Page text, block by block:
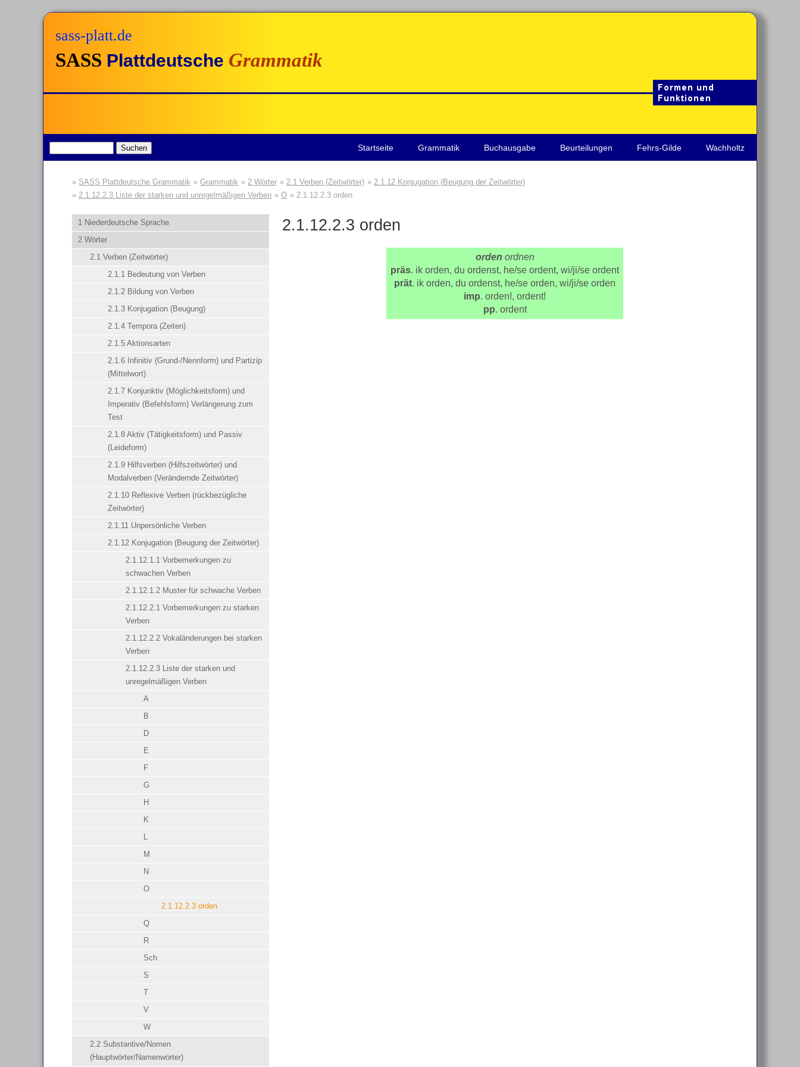
sass-platt.de
SASS Plattdeutsche Grammatik
Startseite Grammatik Buchausgabe Beurteilungen Fehrs-Gilde Wachholtz
SASS Plattdeutsche Grammatik Grammatik 2 Wörter 2.1 Verben (Zeitwörter)
2.1.12 Konjugation (Beugung der Zeitwörter)
2.1.12.2.3 Liste der starken und unregelmäßigen Verben
O 2.1.12.2.3 orden
1 Niederdeutsche Sprache
2 Wörter
2.1 Verben (Zeitwörter)
2.1.1 Bedeutung von Verben
2.1.2 Bildung von Verben
2.1.3 Konjugation (Beugung)
2.1.4 Tempora (Zeiten)
2.1.5 Aktionsarten
2.1.6 Infinitiv (Grund-/Nennform) und Partizip
(Mittelwort)
2.1.7 Konjunktiv (Möglichkeitsform) und
Imperativ (Befehlsform) Verlängerung zum
Test
2.1.8 Aktiv (Tätigkeitsform) und Passiv
(Leideform)
2.1.9 Hilfsverben (Hilfszeitwörter) und
Modalverben (Verändernde Zeitwörter)
2.1.10 Reflexive Verben (rückbezügliche
Zeitwörter)
2.1.11 Unpersönliche Verben
2.1.12 Konjugation (Beugung der Zeitwörter)
2.1.12.1.1 Vorbemerkungen zu
schwachen Verben
2.1.12.1.2 Muster für schwache Verben
2.1.12.2.1 Vorbemerkungen zu starken
Verben
2.1.12.2.2 Vokaländerungen bei starken
Verben
2.1.12.2.3 Liste der starken und
unregelmäßigen Verben
A
B
D
E
F
G
H
K
L
M
N
O
2.1.12.2.3 orden
Q
R
Sch
S
T
V
W
2.2 Substantive/Nomen
(Hauptwörter/Namenwörter)
2.1.12.2.3 orden
orden ordnen
präs. ik orden, du ordenst, he/se ordent, wi/ji/se ordent
prät. ik orden, du ordenst, he/se orden, wi/ji/se orden
imp. orden!, ordent!
pp. ordent